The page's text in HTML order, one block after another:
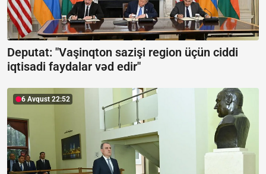
Deputat: "Vaşinqton sazişi region üçün ciddi
iqtisadi faydalar vəd edir"
6 Avqust 22:52